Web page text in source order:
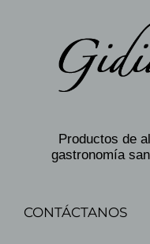
Productos de
gastronomía
CONTÁCTANOS